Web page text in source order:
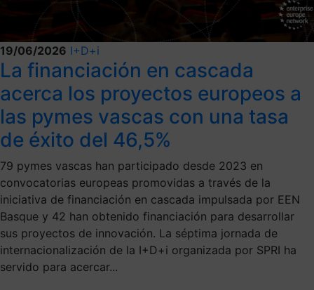
19/06/2026 I+D+i
La financiación en cascada
acerca los proyectos europeos a
las pymes vascas con una tasa
de éxito del 46,5%
79 pymes vascas han participado desde 2023 en
convocatorias europeas promovidas a través de la
iniciativa de financiación en cascada impulsada por EEN
Basque y 42 han obtenido financiación para desarrollar
sus proyectos de innovación. La séptima jornada de
internacionalización de la I+D+i organizada por SPRI ha
servido para acercar...